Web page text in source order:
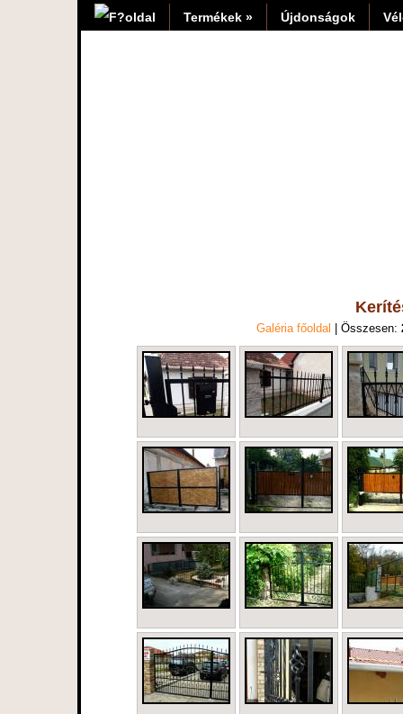
Termékek » Újdonságok
Galéria főoldal | Összesen: